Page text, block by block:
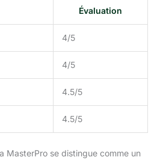
Évaluation
4/5
4/5
4.5/5
4.5/5
MasterPro se distingue comme un